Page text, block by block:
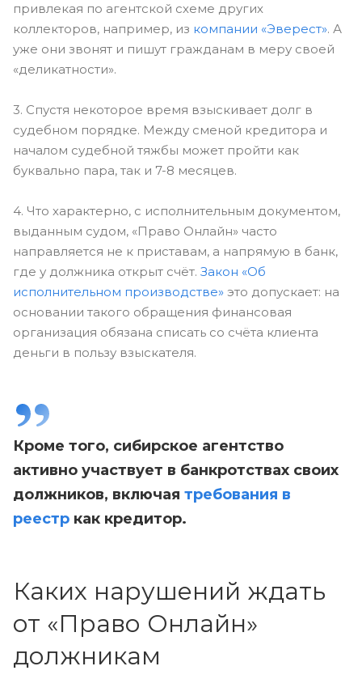
привлекая по агентской схеме других
коллекторов, например, из компании «Эверест». А
уже они звонят и пишут гражданам в меру своей
«деликатности».
3. Спустя некоторое время взыскивает долг в
судебном порядке. Между сменой кредитора и
началом судебной тяжбы может пройти как
буквально пара, так и 7-8 месяцев.
4. Что характерно, с исполнительным документом,
выданным судом, «Право Онлайн» часто
направляется не к приставам, а напрямую в банк,
где у должника открыт счёт. Закон «Об
исполнительном производстве» это допускает: на
основании такого обращения финансовая
организация обязана списать со счёта клиента
деньги в пользу взыскателя.
Кроме того, сибирское агентство
активно участвует в банкротствах своих
должников, включая требования в
реестр как кредитор.
Каких нарушений ждать
от «Право Онлайн»
должникам